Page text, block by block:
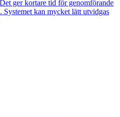
ger kortare tid för genomförande
Systemet kan mycket lätt utvidgas